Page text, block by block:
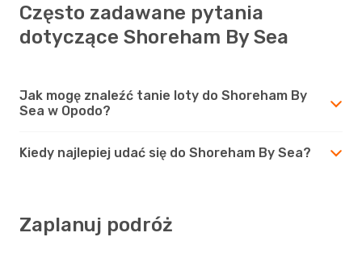
Często zadawane pytania
dotyczące Shoreham By Sea
Jak mogę znaleźć tanie loty do Shoreham By
Sea w Opodo?
Kiedy najlepiej udać się do Shoreham By Sea?
Zaplanuj podróż